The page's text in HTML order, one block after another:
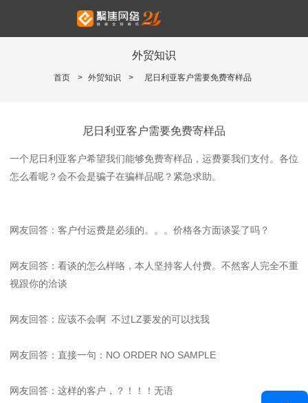
外贸知识
首页 > 外贸知识 > 尼日利亚客户需要免费寄样品
尼日利亚客户需要免费寄样品
一个尼日利亚客户希望我们能够免费寄样品，运费要我们支付。各位
怎么看呢？会不会是骗子在骗样品呢？紧急求助。
网友回答：客户付运费是必须的。。。价格各方面谈妥了吗？
网友回答：看谈的怎么样咯，本人坚持客人付费。不然客人完全不重
视跟你的洽谈
网友回答：应该不会啊 不过LZ要发的可以找我
网友回答：直接一句：NO ORDER NO SAMPLE
网友回答：这样的客户，？！！！无语